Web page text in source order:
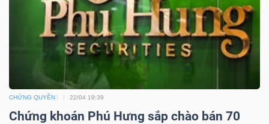
CHỨNG QUYỀN 22/04 19:39
Chứng khoán Phú Hưng sắp chào bán 70